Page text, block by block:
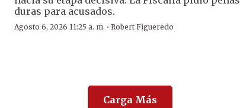
duras para acusados.
Agosto 6, 2026 11:25 a. m. ·Robert Figueredo
Carga Más